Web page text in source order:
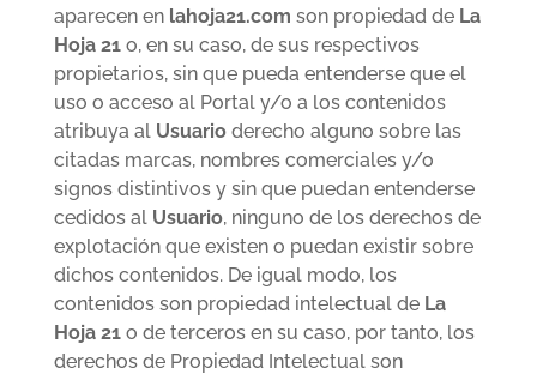
aparecen en lahoja21.com son propiedad de La
Hoja 21o, en su caso, de sus respectivos
propietarios, sin que pueda entenderse que el
uso o acceso al Portal y/o a los contenidos
atribuya al Usuarioderecho alguno sobre las
citadas marcas, nombres comerciales y/o
signos distintivos y sin que puedan entenderse
cedidos al Usuario, ninguno de los derechos de
explotación que existen o puedan existir sobre
dichos contenidos. De igual modo, los
contenidos son propiedad intelectual de La
Hoja 21o de terceros en su caso, por tanto, los
derechos de Propiedad Intelectual son